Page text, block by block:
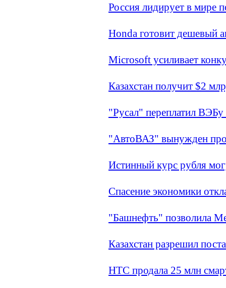
Россия лидирует в мире
Honda готовит дешевый
Microsoft усиливает
Казахстан получит $2
"Русал" переплатил
"АвтоВАЗ" вынужден
Истинный курс рубля
Спасение экономики
"Башнефть" позволила
Казахстан разрешил
HTC продала 25 млн